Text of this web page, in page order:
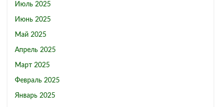
Июль 2025
Июнь 2025
Май 2025
Апрель 2025
Март 2025
Февраль 2025
Январь 2025